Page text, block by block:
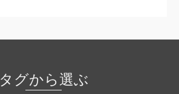
タグから選ぶ